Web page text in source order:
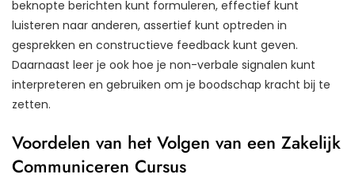
beknopte berichten kunt formuleren, effectief kunt
luisteren naar anderen, assertief kunt optreden in
gesprekken en constructieve feedback kunt geven.
Daarnaast leer je ook hoe je non-verbale signalen kunt
interpreteren en gebruiken om je boodschap kracht bij te
zetten.
Voordelen van het Volgen van een Zakelijk
Communiceren Cursus